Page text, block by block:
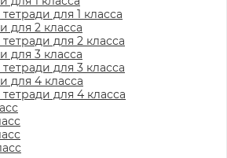
для 1 класса
для 2 класса
для 2 класса
для 3 класса
для 3 класса
для 4 класса
для 4 класса